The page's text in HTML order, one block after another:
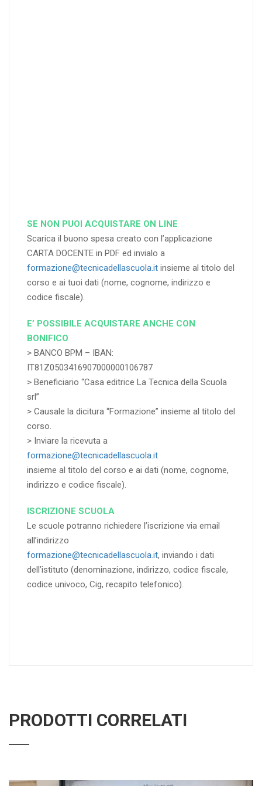
SE NON PUOI ACQUISTARE ON LINE
Scarica il buono spesa creato con l’applicazione
CARTA DOCENTE in PDF ed invialo a
formazione@tecnicadellascuola.it insieme al titolo del
corso e ai tuoi dati (nome, cognome, indirizzo e
codice fiscale).
E’ POSSIBILE ACQUISTARE ANCHE CON
BONIFICO
> BANCO BPM – IBAN:
IT81Z0503416907000000106787
> Beneficiario “Casa editrice La Tecnica della Scuola
srl”
> Causale la dicitura “Formazione” insieme al titolo del
corso.
> Inviare la ricevuta a
formazione@tecnicadellascuola.it
insieme al titolo del corso e ai dati (nome, cognome,
indirizzo e codice fiscale).
ISCRIZIONE SCUOLA
Le scuole potranno richiedere l’iscrizione via email
all’indirizzo
formazione@tecnicadellascuola.it, inviando i dati
dell’istituto (denominazione, indirizzo, codice fiscale,
codice univoco, Cig, recapito telefonico).
PRODOTTI CORRELATI